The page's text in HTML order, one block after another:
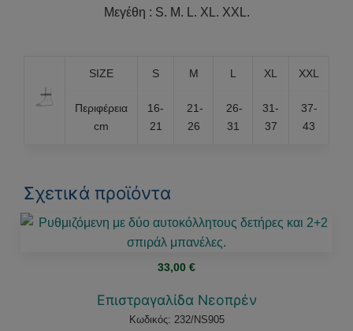
Μεγέθη : S. M. L. XL. XXL.
SIZE S M L XL XXL
Περιφέρεια
cm
16-
21
21-
26
26-
31
31-
37
37-
43
Σχετικά προϊόντα
33,00 €
Επιστραγαλίδα Νεοπρέν
Κωδικός: 232/NS905